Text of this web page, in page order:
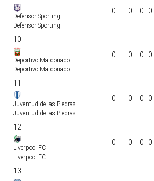
Defensor Sporting
Defensor Sporting
0 0 0 0
10
Deportivo Maldonado
Deportivo Maldonado
0 0 0 0
11
Juventud de las Piedras
Juventud de las Piedras
0 0 0 0
12
Liverpool FC
Liverpool FC
0 0 0 0
13